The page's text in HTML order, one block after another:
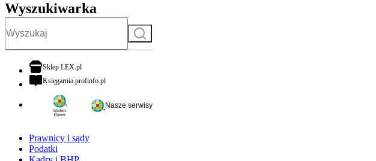
Wyszukiwarka
Szukaj
Sklep LEX.plotwiera się w nowej karcie
Księgarnia profinfo.plotwiera się w nowej karcie
Nasze serwisy
Prawnicy i sądy
Podatki